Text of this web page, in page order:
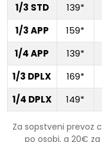
1/3 STD
139*
1/3 APP
159*
1/4 APP
139*
1/3 DPLX
169*
1/4 DPLX
149*
Za sopstveni prevoz
po osobi, a 20€